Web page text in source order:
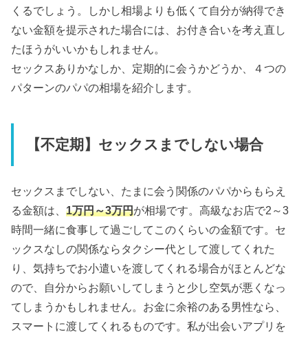
くるでしょう。しかし相場よりも低くて自分が納得でき
ない金額を提示された場合には、お付き合いを考え直し
たほうがいいかもしれません。
セックスありかなしか、定期的に会うかどうか、４つの
パターンのパパの相場を紹介します。
【不定期】セックスまでしない場合
セックスまでしない、たまに会う関係のパパからもらえ
る金額は、1万円～3万円が相場です。高級なお店で2～3
時間一緒に食事して過ごしてこのくらいの金額です。セ
ックスなしの関係ならタクシー代として渡してくれた
り、気持ちでお小遣いを渡してくれる場合がほとんどな
ので、自分からお願いしてしまうと少し空気が悪くなっ
てしまうかもしれません。お金に余裕のある男性なら、
スマートに渡してくれるものです。私が出会いアプリを